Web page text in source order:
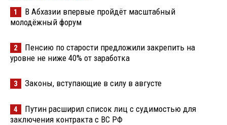
1
В Абхазии впервые пройдёт масштабный
молодёжный форум
2
Пенсию по старости предложили закрепить на
уровне не ниже 40% от заработка
3 Законы, вступающие в силу в августе
4
Путин расширил список лиц с судимостью для
заключения контракта с ВС РФ